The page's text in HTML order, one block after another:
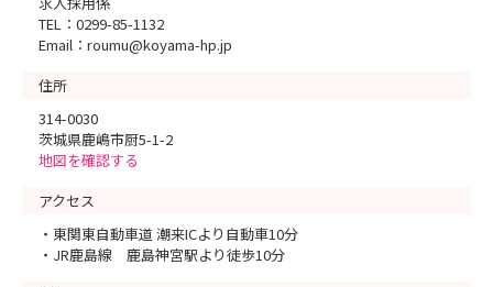
TEL：0299-85-1132
Email：roumu@koyama-hp.jp
住所
314-0030
茨城県鹿嶋市厨5-1-2
地図を確認する
アクセス
・東関東自動車道 潮来ICより自動車10分
・JR鹿島線 鹿島神宮駅より徒歩10分